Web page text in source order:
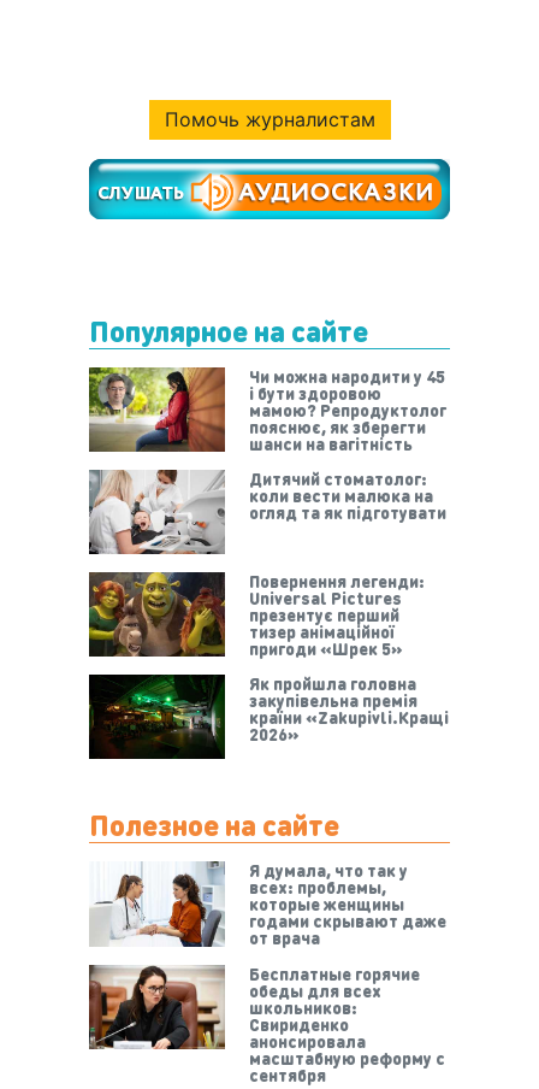
Помочь журналистам
Популярное на сайте
Чи можна народити у 45
і бути здоровою
мамою? Репродуктолог
пояснює, як зберегти
шанси на вагітність
Дитячий стоматолог:
коли вести малюка на
огляд та як підготувати
Повернення легенди:
Universal Pictures
презентує перший
тизер анімаційної
пригоди «Шрек 5»
Як пройшла головна
закупівельна премія
країни «Zakupivli.Кращі
2026»
Полезное на сайте
Я думала, что так у
всех: проблемы,
которые женщины
годами скрывают даже
от врача
Бесплатные горячие
обеды для всех
школьников:
Свириденко
анонсировала
масштабную реформу с
сентября